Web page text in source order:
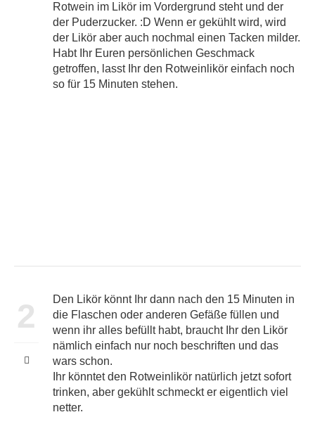
Rotwein im Likör im Vordergrund steht und der
der Puderzucker. :D Wenn er gekühlt wird, wird
der Likör aber auch nochmal einen Tacken milder.
Habt Ihr Euren persönlichen Geschmack
getroffen, lasst Ihr den Rotweinlikör einfach noch
so für 15 Minuten stehen.
2
Den Likör könnt Ihr dann nach den 15 Minuten in
die Flaschen oder anderen Gefäße füllen und
wenn ihr alles befüllt habt, braucht Ihr den Likör
nämlich einfach nur noch beschriften und das
wars schon.
Ihr könntet den Rotweinlikör natürlich jetzt sofort
trinken, aber gekühlt schmeckt er eigentlich viel
netter.